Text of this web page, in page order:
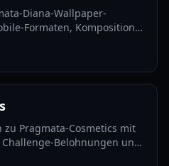
Diana-Wallpaper-
Formaten, Kompositions-
Pragmata-Cosmetics mit
Belohnungen und